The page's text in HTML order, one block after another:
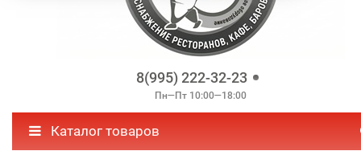
8(995) 222-32-23
Пн—Пт 10:00—18:00
Каталог товаров